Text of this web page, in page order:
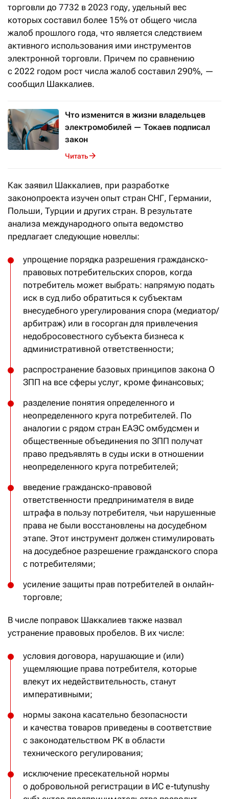
торговли до 7732 в 2023 году, удельный вес
которых составил более 15% от общего числа
жалоб прошлого года, что является следствием
активного использования ими инструментов
электронной торговли. Причем по сравнению
с 2022 годом рост числа жалоб составил 290%, —
сообщил Шаккалиев.
Что изменится в жизни владельцев
электромобилей — Токаев подписал
закон
Читать
Как заявил Шаккалиев, при разработке
законопроекта изучен опыт стран СНГ, Германии,
Польши, Турции и других стран. В результате
анализа международного опыта ведомство
предлагает следующие новеллы:
упрощение порядка разрешения гражданско-
правовых потребительских споров, когда
потребитель может выбрать: напрямую подать
иск в суд либо обратиться к субъектам
внесудебного урегулирования спора (медиатор/
арбитраж) или в госорган для привлечения
недобросовестного субъекта бизнеса к
административной ответственности;
распространение базовых принципов закона О
ЗПП на все сферы услуг, кроме финансовых;
разделение понятия определенного и
неопределенного круга потребителей. По
аналогии с рядом стран ЕАЭС омбудсмен и
общественные объединения по ЗПП получат
право предъявлять в суды иски в отношении
неопределенного круга потребителей;
введение гражданско-правовой
ответственности предпринимателя в виде
штрафа в пользу потребителя, чьи нарушенные
права не были восстановлены на досудебном
этапе. Этот инструмент должен стимулировать
на досудебное разрешение гражданского спора
с потребителями;
усиление защиты прав потребителей в онлайн-
торговле;
В числе поправок Шаккалиев также назвал
устранение правовых пробелов. В их числе:
условия договора, нарушающие и (или)
ущемляющие права потребителя, которые
влекут их недействительность, станут
императивными;
нормы закона касательно безопасности
и качества товаров приведены в соответствие
с законодательством РК в области
технического регулирования;
исключение пресекательной нормы
о добровольной регистрации в ИС e-tutynushy